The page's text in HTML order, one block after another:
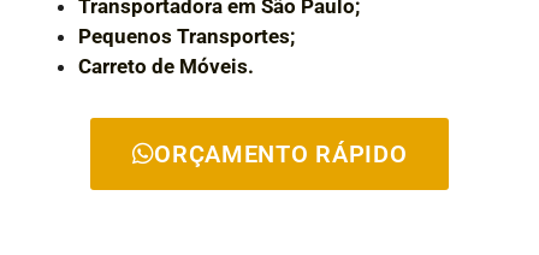
Transportadora em São Paulo;
Pequenos Transportes;
Carreto de Móveis.
ORÇAMENTO RÁPIDO